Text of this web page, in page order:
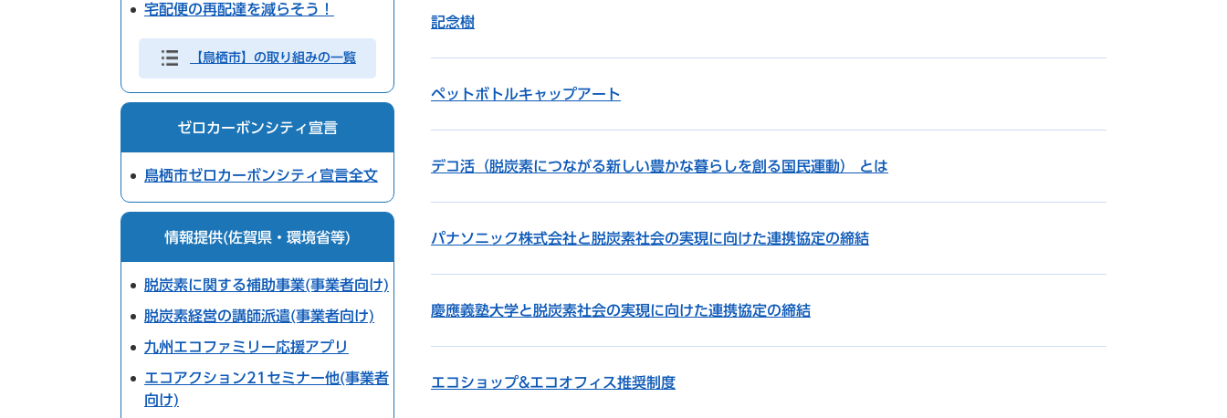
記念樹
ペットボトルキャップアート
デコ活（脱炭素につながる新しい豊かな暮らしを創る国民運動） とは
パナソニック株式会社と脱炭素社会の実現に向けた連携協定の締結
慶應義塾大学と脱炭素社会の実現に向けた連携協定の締結
エコショップ&エコオフィス推奨制度
宅配便の再配達を減らそう！
【鳥栖市】の取り組みの一覧
ゼロカーボンシティ宣言
鳥栖市ゼロカーボンシティ宣言全文
情報提供(佐賀県・環境省等)
脱炭素に関する補助事業(事業者向け)
脱炭素経営の講師派遣(事業者向け)
九州エコファミリー応援アプリ
エコアクション21セミナー他(事業者
向け)